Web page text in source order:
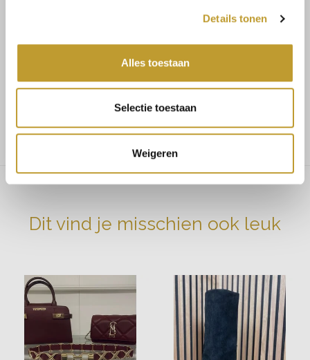
Details tonen
Alles toestaan
Selectie toestaan
Weigeren
Maat 38 bestel M
Maat 40 bestel L
Dit vind je misschien ook leuk